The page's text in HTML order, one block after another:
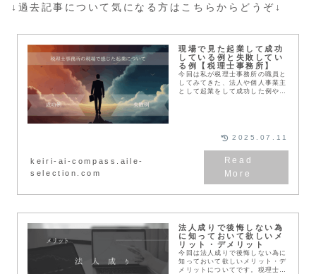
↓過去記事について気になる方はこちらからどうぞ↓
現場で見た起業して成功
している例と失敗してい
る例【税理士事務所】
今回は私が税理士事務所の職員と
してみてきた、法人や個人事業主
として起業をして成功した例や失
keiri-ai-compass.aile-
selection.com
2025.07.11
法人成りで後悔しない為
に知っておいて欲しいメ
リット・デメリット
今回は法人成りで後悔しない為に
知っておいて欲しいメリット・デ
メリットについてです。税理士事